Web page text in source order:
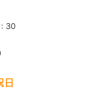
30
日